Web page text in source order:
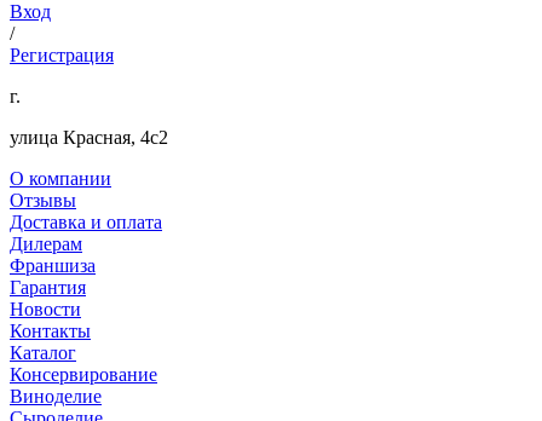
Вход
/
Регистрация
г.
улица Красная, 4с2
О компании
Отзывы
Доставка и оплата
Дилерам
Франшиза
Гарантия
Новости
Контакты
Каталог
Консервирование
Виноделие